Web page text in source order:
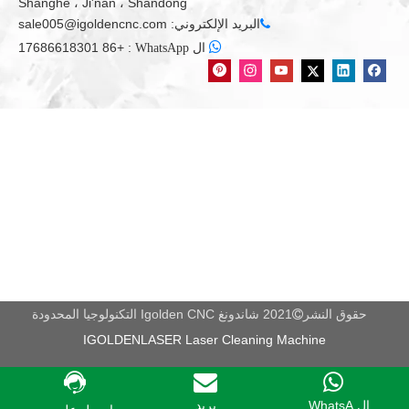
1) صناعة الأثاث الخشبي.
الأبواب، خزائن، طاولات، كراسي، لوحة موجة، نمط غرامة، والأثاث
الرخام الاصطناعي والرمل والأغطية البلاستيكية وأنابيب PVC وغيرها
من العفن غير المعدني.
الحرف الخشبية، علبة هدية، مربع المجوهرات.
البريد الإلكتروني: sale005@igoldencnc.com

ال WhatsApp :
+86 17686618301
ال WhatsA... بريد
حقوق النشر 2021 شاندونغ Igolden CNC التكنولوجيا المحدودة
IGOLDENLASER Laser Cleaning Machine